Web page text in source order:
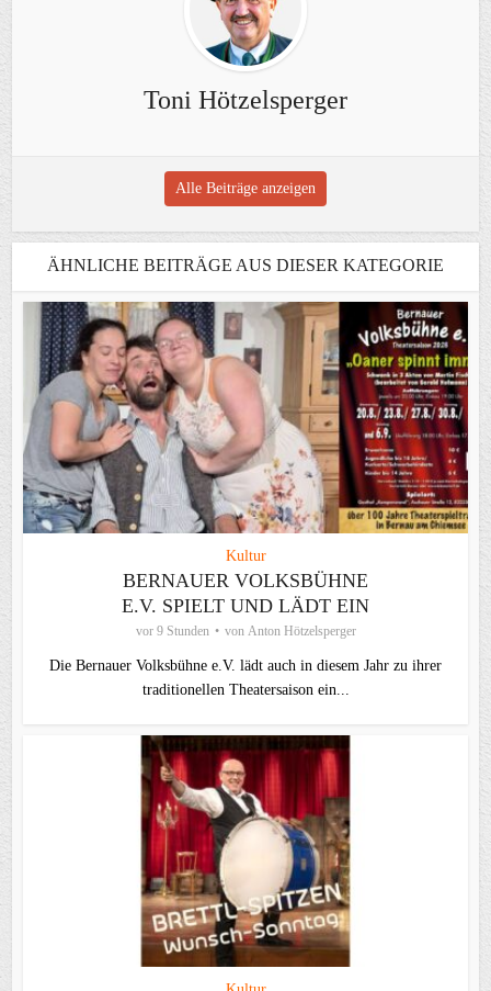
Toni Hötzelsperger
Alle Beiträge anzeigen
ÄHNLICHE BEITRÄGE AUS DIESER KATEGORIE
Kultur
BERNAUER VOLKSBÜHNE
E.V. SPIELT UND LÄDT EIN
vor 9 Stunden von Anton Hötzelsperger
Die Bernauer Volksbühne e.V. lädt auch in diesem Jahr zu ihrer
traditionellen Theater­saison ein...